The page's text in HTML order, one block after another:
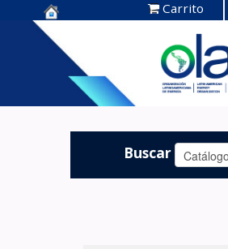
Centro de
Documentación
OLADE -
Carrito
Buscar